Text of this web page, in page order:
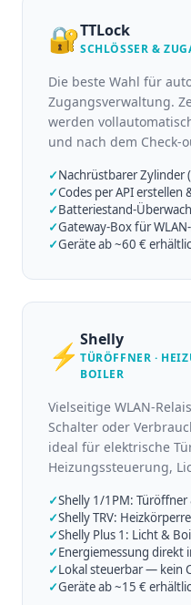
🔐TTLock
SCHLÖSSER &
Die beste Wahl für
Zugangsverwaltung.
werden
und nach dem Check-
✓Nachrüstbarer Zylinder
✓Codes per API erstellen
✓Batteriestand-
✓Gateway-Box für
✓Geräte ab ~60 €
⚡ Shelly
TÜRÖFFNER ·
BOILER
Vielseitige WLAN-
Schalter oder
ideal für elektrische
Heizungssteuerung,
✓Shelly 1/1PM:
✓Shelly TRV:
✓Shelly Plus 1: Licht &
✓Energiemessung direkt
✓Lokal steuerbar — kein
✓Geräte ab ~15 €